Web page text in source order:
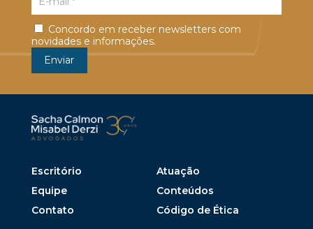
Concordo em receber newsletters com
novidades e informações.
Escritório
Atuação
Equipe
Conteúdos
Contato
Código de Ética